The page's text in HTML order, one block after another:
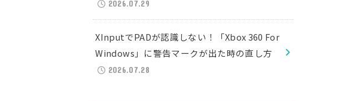
2026.07.29
XInputでPADが認識しない！「Xbox 360 For
Windows」に警告マークが出た時の直し方
2026.07.28